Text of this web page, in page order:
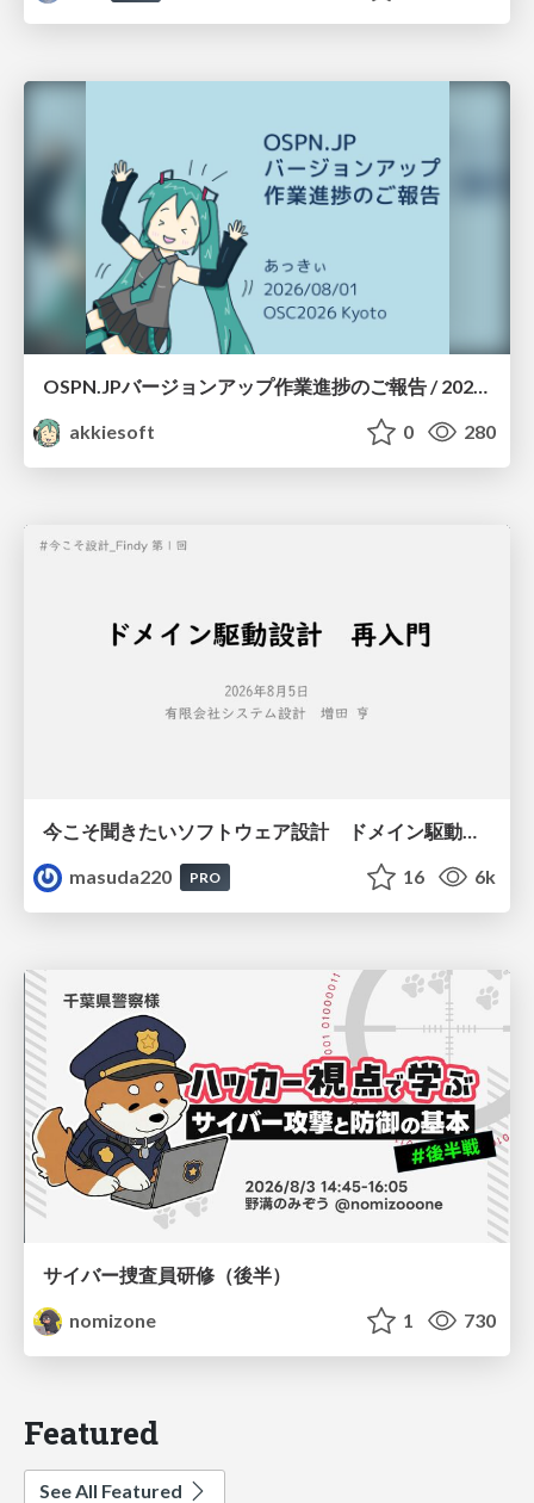
OSPN.JPバージョンアップ作業進捗のご報告 / 20260801-osc26kyoto
akkiesoft
0 280
masuda220
PRO 16 6k
サイバー捜査員研修（後半）
nomizone
1 730
Featured
See All Featured